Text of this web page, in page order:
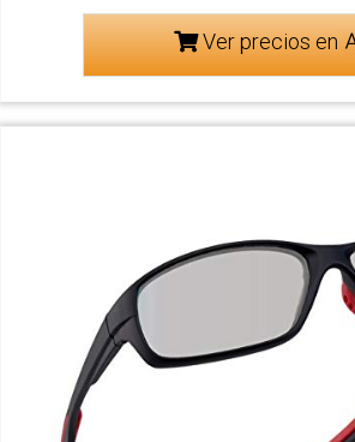
Ver precios en